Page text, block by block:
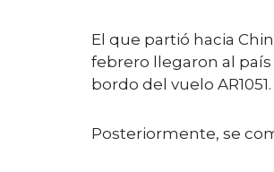
El que partió hacia
febrero llegaron al
bordo del vuelo AR1051.
Posteriormente, se